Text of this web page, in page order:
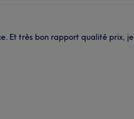
Et très bon rapport qualité prix, je